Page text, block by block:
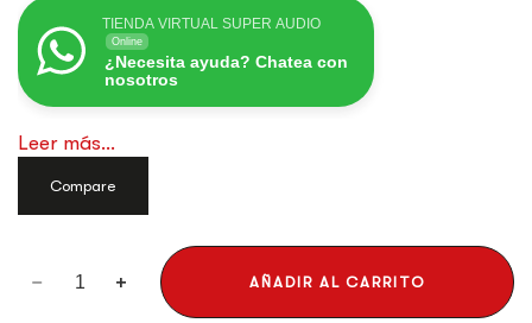
ruido de 3 niveles + 3 modos de cambio de voz. Autonomía
≈6 h por carga y ≈30 h con estuche. Ideal para vlogs,
entrevistas y contenido móvil.
Super Audio SAS es el representante exclusivo para
con el respaldo que Super Audio te ofrece.
TIENDA VIRTUAL SUPER AUDIO
Online
¿Necesita ayuda? Chatea con
nosotros
Leer más...
Compare
AÑADIR AL CARRITO